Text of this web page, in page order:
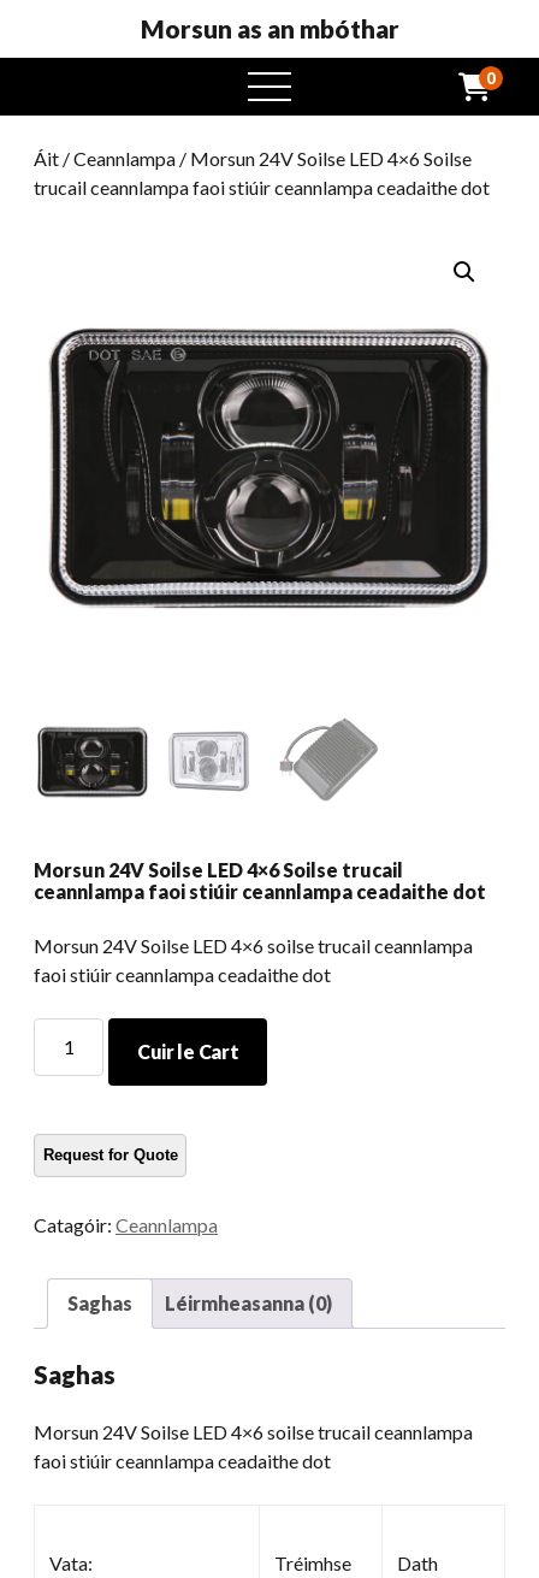
Morsun as an mbóthar
roghchlár
oscailte
0
Áit /Ceannlampa / Morsun 24V Soilse LED 4×6 Soilse
trucail ceannlampa faoi stiúir ceannlampa ceadaithe dot
Morsun 24V Soilse LED 4×6 Soilse trucail
ceannlampa faoi stiúir ceannlampa ceadaithe dot
Morsun 24V Soilse LED 4×6 soilse trucail ceannlampa
faoi stiúir ceannlampa ceadaithe dot
24V
4x6
Soilse
ceannlampa
cainníocht
Cuir le Cart
Catagóir: Ceannlampa
Saghas Léirmheasanna (0)
Saghas
Morsun 24V Soilse LED 4×6 soilse trucail ceannlampa
faoi stiúir ceannlampa ceadaithe dot
Vata:
Tréimhse
Dath